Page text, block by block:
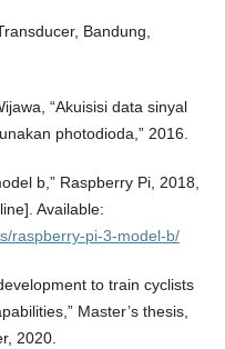
Bandung,
“Akuisisi data sinyal
photodioda,” 2016.
b,” Raspberry Pi, 2018,
Available:
raspberry-pi-3-model-b/
to train cyclists
Master’s thesis,
2020.